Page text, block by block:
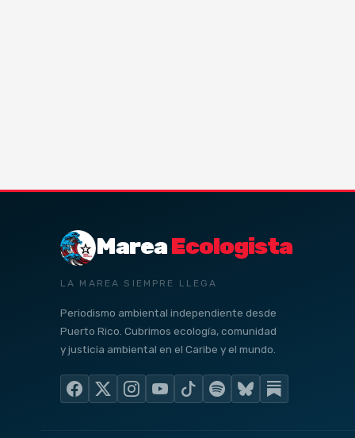
MareaEcologista
LA MAREA SIEMPRE LLEGA
Periodismo ambiental independiente desde
Puerto Rico. Cubrimos ecología, comunidad
y justicia ambiental en el Caribe y el mundo.